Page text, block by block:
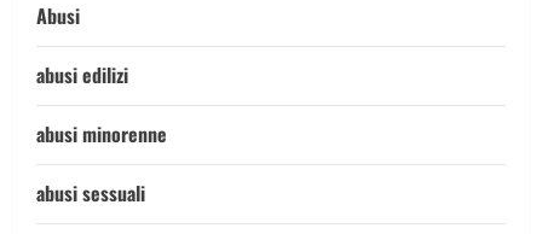
Abusi
abusi edilizi
abusi minorenne
abusi sessuali